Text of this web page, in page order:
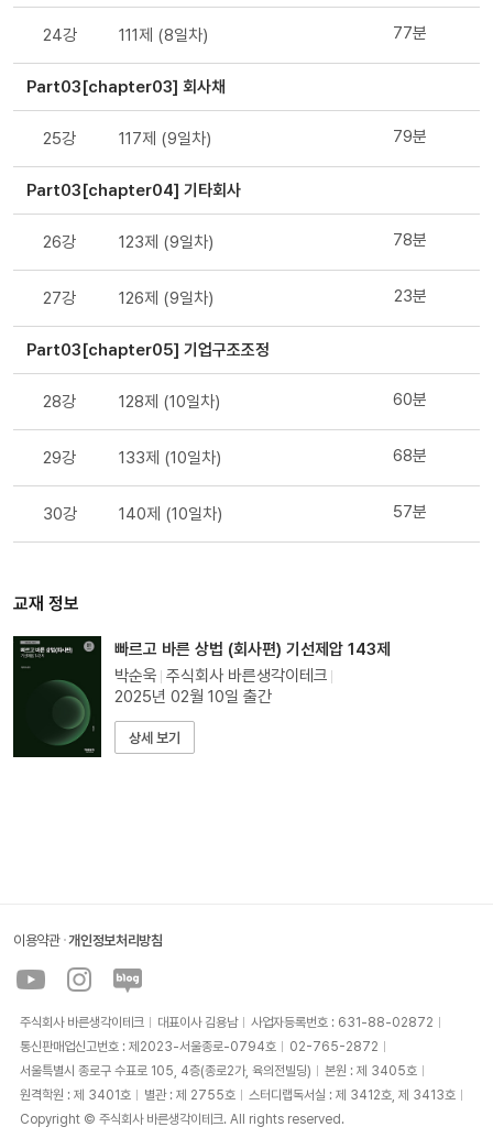
24강 111제 (8일차) 77분
Part03[chapter03] 회사채
25강 117제 (9일차) 79분
Part03[chapter04] 기타회사
26강 123제 (9일차) 78분
27강 126제 (9일차) 23분
Part03[chapter05] 기업구조조정
28강 128제 (10일차) 60분
29강 133제 (10일차) 68분
30강 140제 (10일차) 57분
교재 정보
빠르고 바른 상법 (회사편) 기선제압 143제
박순욱 주식회사 바른생각이테크
2025년 02월 10일 출간
상세 보기
이용약관 개인정보처리방침
유
튜
인
스
그
램
네
이
블
로
그
주식회사 바른생각이테크 대표이사 김용남
사업자등록번호 : 631-88-02872
통신판매업신고번호 : 제2023-서울종로-0794호
02-765-2872
서울특별시 종로구 수표로 105, 4층(종로2가, 육의전빌딩)
본원 : 제 3405호
원격학원 : 제 3401호
별관 : 제 2755호
스터디랩독서실 : 제 3412호, 제 3413호
Copyright © 주식회사 바른생각이테크. All rights reserved.